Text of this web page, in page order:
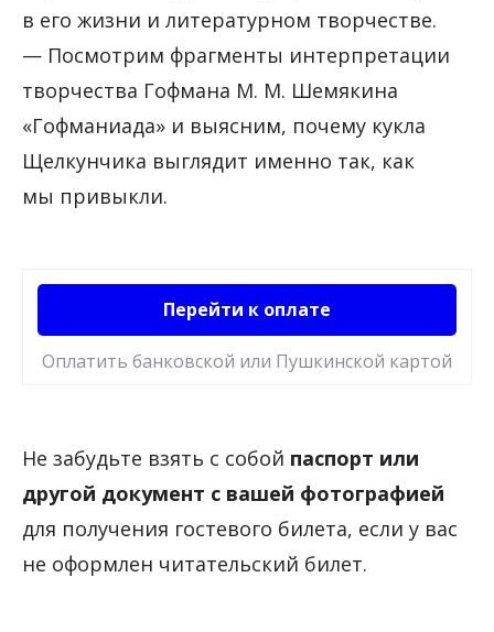
в его жизни и литературном творчестве.
— Посмотрим фрагменты интерпретации
творчества Гофмана М. М. Шемякина
«Гофманиада» и выясним, почему кукла
Щелкунчика выглядит именно так, как
мы привыкли.
Перейти к оплате
Оплатить банковской или Пушкинской картой
Не забудьте взять с собой паспорт или
другой документ с вашей фотографией
для получения гостевого билета, если у вас
не оформлен читательский билет.